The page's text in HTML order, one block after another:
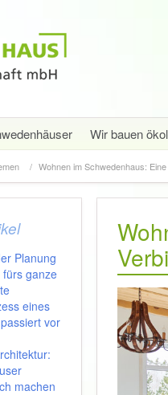
Wir bauen
Wohnen im Schwedenhaus:
Planung
ganze
eines
vor
machen